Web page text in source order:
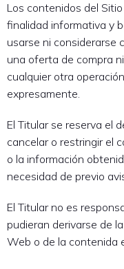
Los contenidos del
finalidad informativa y
usarse ni considerarse
una oferta de compra
cualquier otra
expresamente.
El Titular se reserva el
cancelar o restringir el
o la información
necesidad de previo
El Titular no es
pudieran derivarse de
Web o de la contenida